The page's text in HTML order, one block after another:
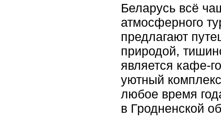
Беларусь всё
атмосферного
предлагают
природой,
является кафе-
уютный
любое время
в Гродненской